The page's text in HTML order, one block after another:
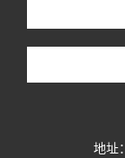
地址